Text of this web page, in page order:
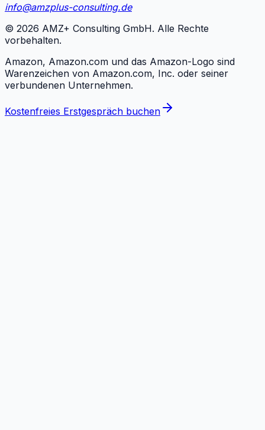
info@amzplus-consulting.de
© 2026 AMZ+ Consulting GmbH. Alle Rechte
vorbehalten.
Amazon, Amazon.com und das Amazon-Logo sind
Warenzeichen von Amazon.com, Inc. oder seiner
verbundenen Unternehmen.
Kostenfreies Erstgespräch buchen